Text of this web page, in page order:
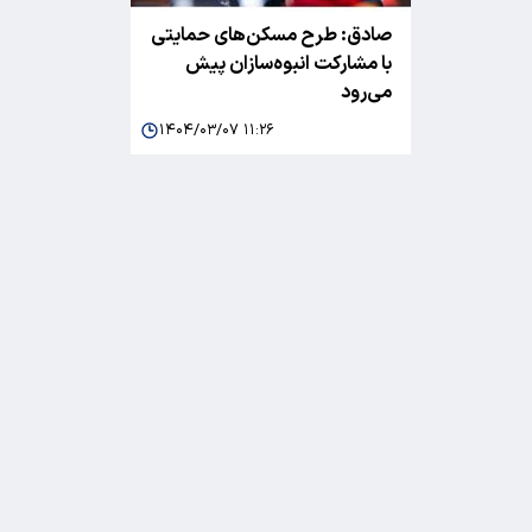
صادق: طرح مسکن‌های حمایتی
با مشارکت انبوه‌سازان پیش
می‌رود
۱۴۰۴/۰۳/۰۷ ۱۱:۲۶